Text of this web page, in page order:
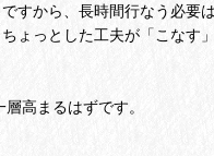
すから、長時間行なう必要
ょっとした工夫が「こなす
高まるはずです。